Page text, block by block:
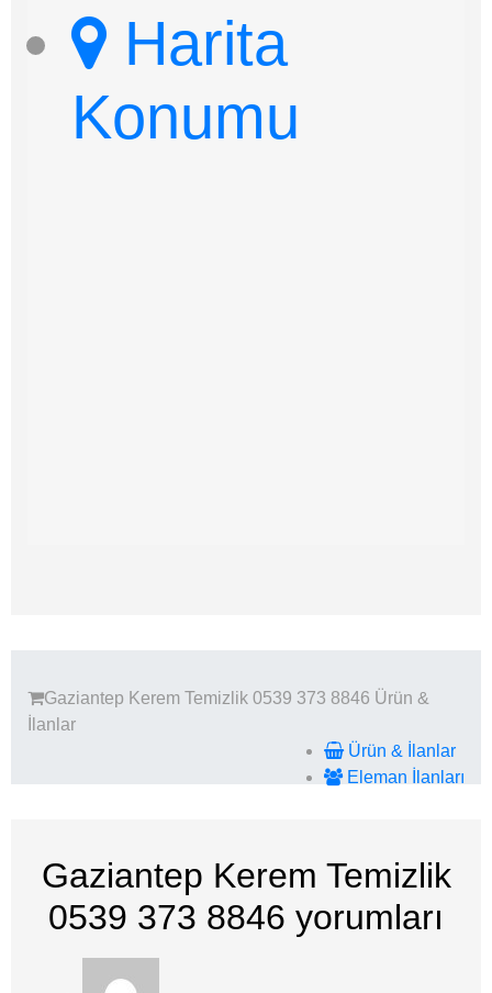
Harita
Konumu
Gaziantep Kerem Temizlik 0539 373 8846 Ürün &
İlanlar
Ürün & İlanlar
Eleman İlanları
Gaziantep Kerem Temizlik
0539 373 8846 yorumları